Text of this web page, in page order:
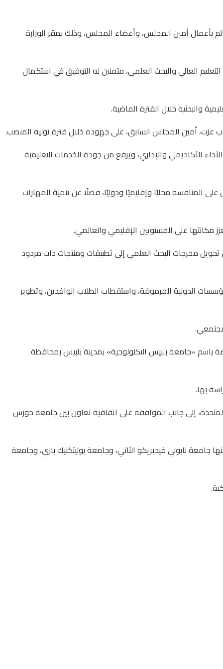
بأعمال أمين المجلس، وأعضاء المجلس، وذلك بمقر الوزارة
العالي والبحث العلمي، متمنين له التوفيق في استكمال
والبحثية خلال الفترة الماضية.
عزت، أمين المجلس السابق، على جهوده خلال فترة توليه المنصب.
الأكاديمي والإداري، ويرفع من جودة الخدمات التعليمية
المنافسة محليًا وإقليميًا ودوليًا، فضلًا عن تنمية المهارات
مكانتها على المستويين الإقليمي والعالمي.
تحويل مخرجات البحث العلمي إلى تطبيقات ومنتجات ذات مردود
الدولية المرموقة، واستقطاب الطلاب الوافدين، وتطوير
باسم «جامعة بلبيس التكنولوجية» بمدينة بلبيس بمحافظة
بها.
إلى جانب الموافقة على اتفاقية تعاون بين جامعة حورس
نابولي فيديريكو الثاني، وجامعة بوليتكنيك باري، وجامعة